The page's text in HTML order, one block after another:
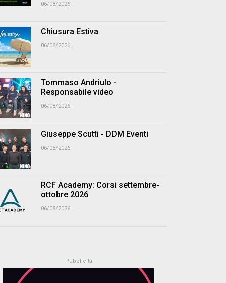
06/08/2026
Chiusura Estiva
06/08/2026
Tommaso Andriulo -
Responsabile video
06/08/2026
Giuseppe Scutti - DDM Eventi
06/08/2026
RCF Academy: Corsi settembre-
ottobre 2026
06/08/2026